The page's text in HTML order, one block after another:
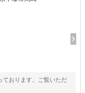
ております。ご覧いただ